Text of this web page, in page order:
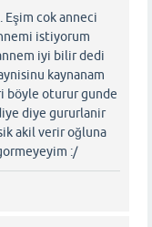
cok anneci
istiyorum
iyi bilir dedi
kaynanam
böyle oturur gunde
diye gururlanir
akil verir oğluna
:/